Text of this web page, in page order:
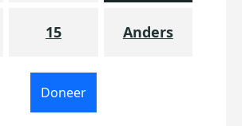
15 Anders
Doneer